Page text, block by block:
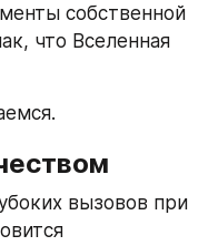
собственной
что Вселенная
вызовов при